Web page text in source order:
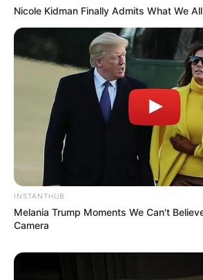
(foto: instagram/
4. Memakai helm dan bajucrop top
Nicole Kidman Finally Admits What We
INSTANTHUB
Melania Trump Moments We Can't
Camera